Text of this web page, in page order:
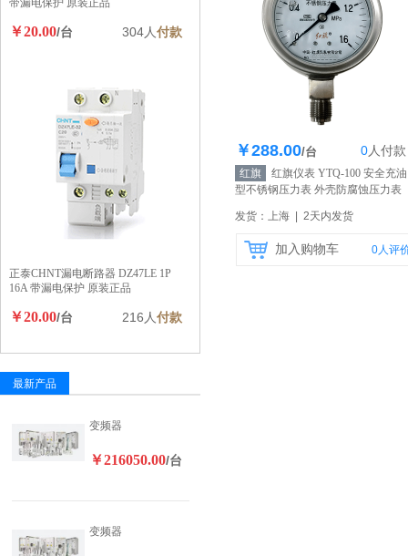
库存128个
￥288.00/台 0人付款
红旗
红旗仪表 YTQ-100 安全充油
型不锈钢压力表 外壳防腐蚀压力表
发货：上海 | 2天内发货
加入购物车 0人评
带漏电保护 原装正品
￥20.00/台 304人付款
正泰CHNT漏电断路器 DZ47LE 1P
16A 带漏电保护 原装正品
￥20.00/台 216人付款
最新产品
变频器
￥216050.00/台
变频器